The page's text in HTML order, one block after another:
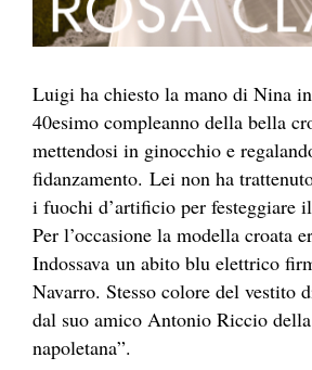
Luigi ha chiesto la mano di Nina
40esimo compleanno della bella
mettendosi in ginocchio e
fidanzamento. Lei non ha
i fuochi d’artificio per festeggiare
Per l’occasione la modella croata
Indossava un abito blu elettrico
Navarro. Stesso colore del vestito
dal suo amico Antonio Riccio
napoletana”.